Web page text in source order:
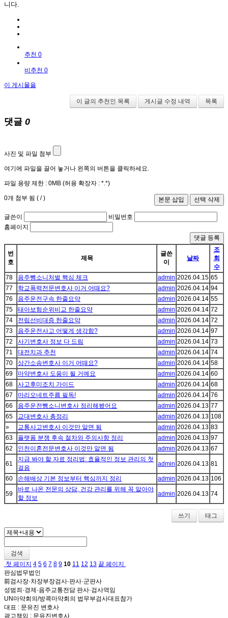
니다.
추천 0
비추천 0
이 게시물을
이 글의 추천인 목록 게시글 수정 내역 목록
댓글 0
사진 및 파일 첨부
여기에 파일을 끌어 놓거나 왼쪽의 버튼을 클릭하세요.
파일 용량 제한 : 0MB (허용 확장자 : *.*)
0개 첨부 됨 ( /)
글쓴이
비밀번호
홈페이지
댓글 등록
번
호
제목
글쓴
이
날짜
조
회
수
78
음주뺑소니처벌 핵심 체크 admin 2026.04.15 65
77
학교폭력전문변호사 이거 어때요? admin 2026.04.14 94
76
음주운전구속 한줄요약 admin 2026.04.14 55
75
태아보험순위비교 한줄요약 admin 2026.04.14 72
74
전립선비대증 한줄요약 admin 2026.04.14 72
73
음주운전사고 어떻게 생각함? admin 2026.04.14 97
72
사기변호사 정보 다 드림 admin 2026.04.14 73
71
대전치과 추천 admin 2026.04.14 74
70
상간소송변호사 이거 어때요? admin 2026.04.14 58
69
마약변호사 도움이 될 거예요 admin 2026.04.14 60
68
사고후미조치 가이드 admin 2026.04.14 68
67
마리오네트주름 필독! admin 2026.04.14 76
66
음주운전뺑소니변호사 정리해봤어요 admin 2026.04.13 77
65
교대변호사 총정리 admin 2026.04.13 108
»
교통사고변호사 이것만 알면 됨 admin 2026.04.13 83
63
플랫폼 분쟁 후속 절차와 주의사항 정리 admin 2026.04.13 97
62
인천이혼전문변호사 이것만 알면 됨 admin 2026.04.13 67
61
지금 봐야 할 자료 정리법: 효율적인 정보 관리의 첫
걸음
admin 2026.04.13 81
60 손해배상 기본 정보부터 핵심까지 정리 admin 2026.04.13 106
59
바로 나온 전문의 상담, 건강 관리를 위해 꼭 알아야
할 정보
admin 2026.04.13 74
쓰기 태그
검색
첫 페이지 4 5 6 7 8 9 10 11 12 13 끝 페이지
판심법무법인
前검사장·차장부장검사·판사·군판사
성범죄·경제·음주교통전담 판사·검사역임
UN마약회의/방콕마약회의 법무부검사대표참가
대표 : 문유진 변호사
광고책임 : 문유진변호사